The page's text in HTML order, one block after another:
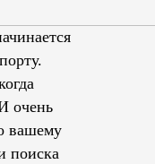
очень
вашему
поиска